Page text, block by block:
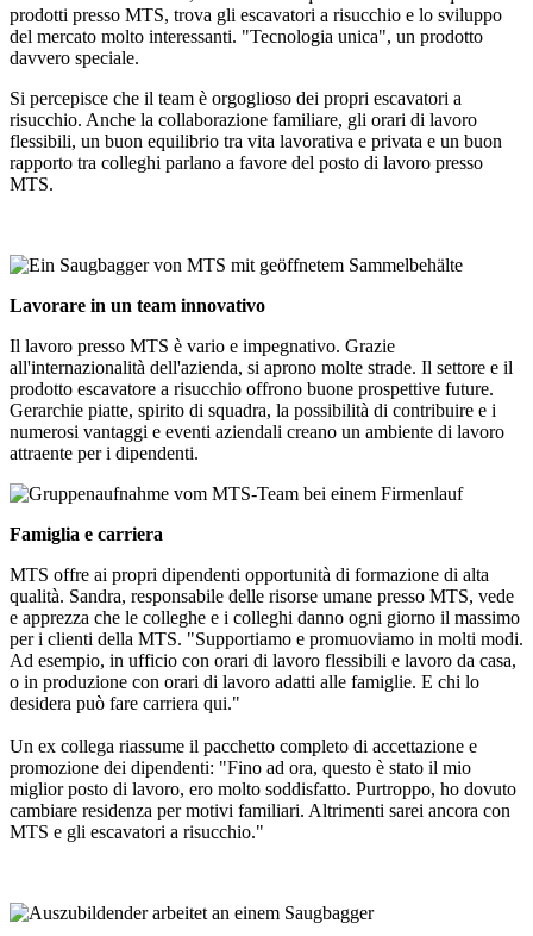
prodotti presso MTS, trova gli escavatori a risucchio e lo sviluppo
del mercato molto interessanti. "Tecnologia unica", un prodotto
davvero speciale.
Si percepisce che il team è orgoglioso dei propri escavatori a
risucchio. Anche la collaborazione familiare, gli orari di lavoro
flessibili, un buon equilibrio tra vita lavorativa e privata e un buon
rapporto tra colleghi parlano a favore del posto di lavoro presso
MTS.
Lavorare in un team innovativo
Il lavoro presso MTS è vario e impegnativo. Grazie
all'internazionalità dell'azienda, si aprono molte strade. Il settore e il
prodotto escavatore a risucchio offrono buone prospettive future.
Gerarchie piatte, spirito di squadra, la possibilità di contribuire e i
numerosi vantaggi e eventi aziendali creano un ambiente di lavoro
attraente per i dipendenti.
Famiglia e carriera
MTS offre ai propri dipendenti opportunità di formazione di alta
qualità. Sandra, responsabile delle risorse umane presso MTS, vede
e apprezza che le colleghe e i colleghi danno ogni giorno il massimo
per i clienti della MTS. "Supportiamo e promuoviamo in molti modi.
Ad esempio, in ufficio con orari di lavoro flessibili e lavoro da casa,
o in produzione con orari di lavoro adatti alle famiglie. E chi lo
desidera può fare carriera qui."
Un ex collega riassume il pacchetto completo di accettazione e
promozione dei dipendenti: "Fino ad ora, questo è stato il mio
miglior posto di lavoro, ero molto soddisfatto. Purtroppo, ho dovuto
cambiare residenza per motivi familiari. Altrimenti sarei ancora con
MTS e gli escavatori a risucchio."